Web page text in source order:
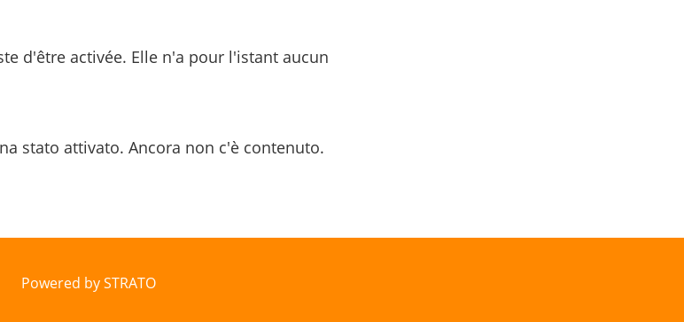
d'être activée. Elle n'a pour l'istant aucun
stato attivato. Ancora non c'è contenuto.
Powered by STRATO